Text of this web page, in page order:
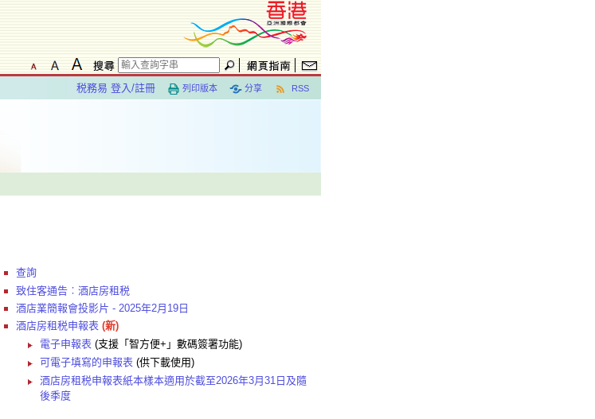
RSS
分享
列印版本
税務易 登入/註冊
查詢
致住客通告︰酒店房租税
酒店業簡報會投影片 - 2025年2月19日
酒店房租税申報表 (新)
電子申報表 (支援「智方便+」數碼簽署功能)
可電子填寫的申報表 (供下載使用)
酒店房租税申報表紙本樣本適用於截至2026年3月31日及隨
後季度